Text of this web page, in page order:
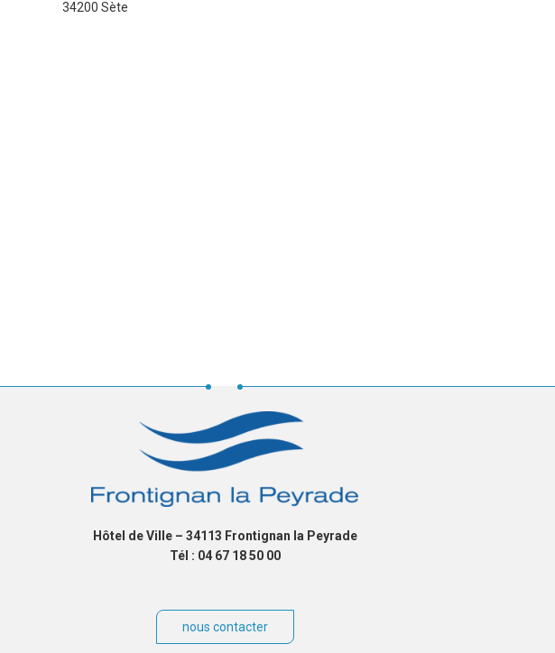
34200 Sète
Hôtel de Ville – 34113 Frontignan la Peyrade
Tél : 04 67 18 50 00
nous contacter